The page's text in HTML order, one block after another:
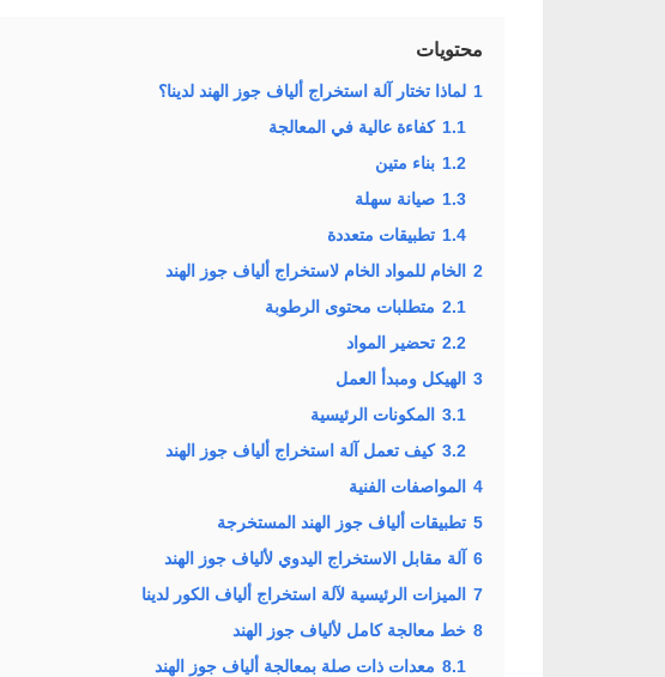
محتويات
1 لماذا تختار آلة استخراج ألياف جوز الهند لدينا؟
1.1 كفاءة عالية في المعالجة
1.2 بناء متين
1.3 صيانة سهلة
1.4 تطبيقات متعددة
2 الخام للمواد الخام لاستخراج ألياف جوز الهند
2.1 متطلبات محتوى الرطوبة
2.2 تحضير المواد
3 الهيكل ومبدأ العمل
3.1 المكونات الرئيسية
3.2 كيف تعمل آلة استخراج ألياف جوز الهند
4 المواصفات الفنية
5 تطبيقات ألياف جوز الهند المستخرجة
6 آلة مقابل الاستخراج اليدوي لألياف جوز الهند
7 الميزات الرئيسية لآلة استخراج ألياف الكور لدينا
8 خط معالجة كامل لألياف جوز الهند
8.1 معدات ذات صلة بمعالجة ألياف جوز الهند